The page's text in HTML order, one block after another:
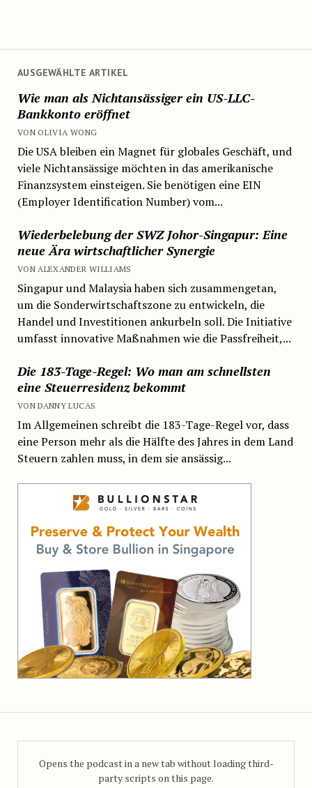
AUSGEWÄHLTE ARTIKEL
Wie man als Nichtansässiger ein US-LLC-
Bankkonto eröffnet
VON OLIVIA WONG
Die USA bleiben ein Magnet für globales Geschäft, und
viele Nichtansässige möchten in das amerikanische
Finanzsystem einsteigen. Sie benötigen eine EIN
(Employer Identification Number) vom...
Wiederbelebung der SWZ Johor-Singapur: Eine
neue Ära wirtschaftlicher Synergie
VON ALEXANDER WILLIAMS
Singapur und Malaysia haben sich zusammengetan,
um die Sonderwirtschaftszone zu entwickeln, die
Handel und Investitionen ankurbeln soll. Die Initiative
umfasst innovative Maßnahmen wie die Passfreiheit,...
Die 183-Tage-Regel: Wo man am schnellsten
eine Steuerresidenz bekommt
VON DANNY LUCAS
Im Allgemeinen schreibt die 183-Tage-Regel vor, dass
eine Person mehr als die Hälfte des Jahres in dem Land
Steuern zahlen muss, in dem sie ansässig...
Opens the podcast in a new tab without loading third-
party scripts on this page.